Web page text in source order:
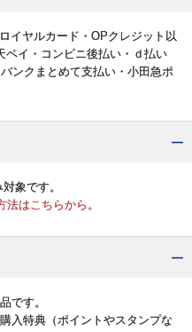
イヤルカード・OPクレジット以
イ・コンビニ後払い・ｄ払い
ンクまとめて支払い・小田急ポ
象です。
はこちらから。
です。
入特典（ポイントやスタンプな